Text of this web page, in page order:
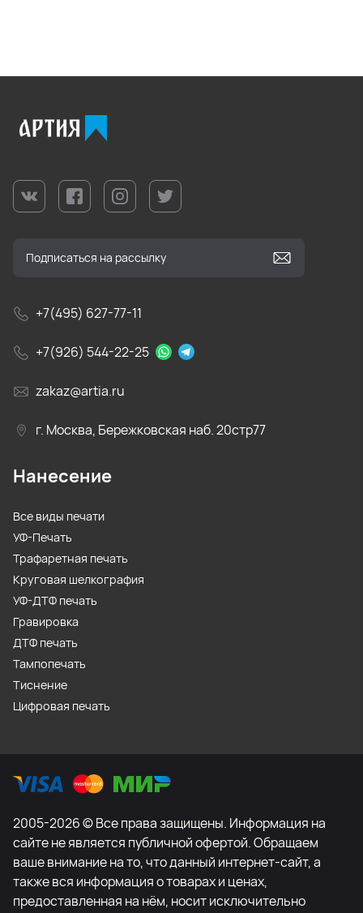
+7(495) 627-77-11
+7(926) 544-22-25
zakaz@artia.ru
г. Москва, Бережковская наб. 20стр77
Нанесение
Все виды печати
УФ-Печать
Трафаретная печать
Круговая шелкография
УФ-ДТФ печать
Гравировка
ДТФ печать
Тампопечать
Тиснение
Цифровая печать
2005-2026 © Все права защищены. Информация на
сайте не является публичной офертой. Обращаем
ваше внимание на то, что данный интернет-сайт, а
также вся информация о товарах и ценах,
предоставленная на нём, носит исключительно